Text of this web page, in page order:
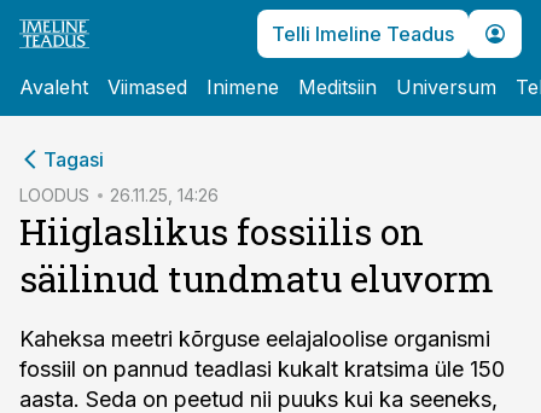
Telli Imeline Teadus
Avaleht Viimased Inimene Meditsiin Universum
Tagasi
LOODUS 26.11.25, 14:26
Hiiglaslikus fossiilis on
säilinud tundmatu eluvorm
Kaheksa meetri kõrguse eelajaloolise organismi
fossiil on pannud teadlasi kukalt kratsima üle 150
aasta. Seda on peetud nii puuks kui ka seeneks,